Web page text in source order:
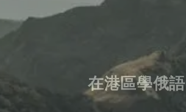
在港區學俄語